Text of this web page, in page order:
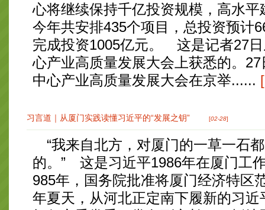
心将继续保持千亿投资规模，高水
今年共安排435个项目，总投资预计
完成投资1005亿元。 这是记者27
心产业高质量发展大会上获悉的。
中心产业高质量发展大会在京举......
习言道｜从厦门实践读懂习近平的“发展之钥” [02-28]
“我来自北方，对厦门的一草一石
的。” 这是习近平1986年在厦门工
985年，国务院批准将厦门经济特区
年夏天，从河北正定南下履新的习